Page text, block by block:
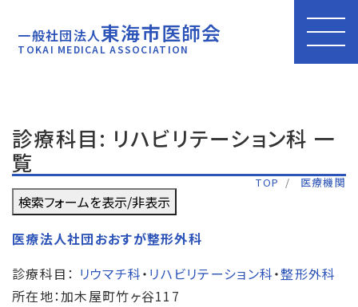
一般社団法人東海市医師会
TOKAI MEDICAL ASSOCIATION
診療科目: リハビリテーション科 一
覧
TOP 医療機関
検索フォームを表示/非表示
医療法人社団おおすが整形外科
診療科目： リウマチ科・ リハビリテーション科・整形外科
所在地：加木屋町竹ヶ谷117